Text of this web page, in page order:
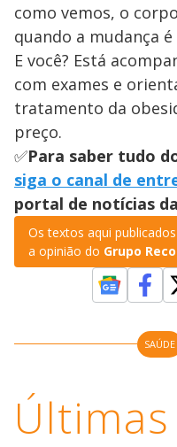
como vemos, o
quando a mudança
E você? Está
com exames e
tratamento da
preço.
✅Para saber tudo
siga o canal de
portal de notícias
Os textos aqui publicados
a opinião do Grupo
SAÚDE
Últimas